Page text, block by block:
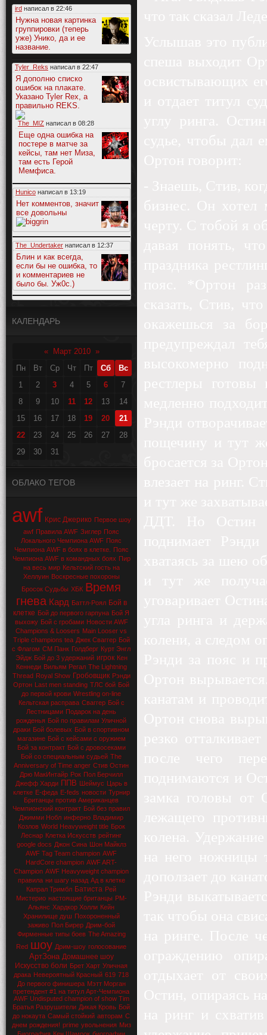
ird написал в 22:46
Нужна новая картинка
группировки (теперь
уже) Унико, да и ее
название.
Tyler_Reks написал в 22:47
Я дополню списко
ошибок на плакате.
Указано Tyler Rex, а
правильно REKS.
The_MIZ написал в 08:28
Еще одна ошибка на
постере в матче за
кейсы, там нет Миза,
там есть Герой
Мемфиса.
Hunico написал в 13:19
Нет комментов, значит
все довольны
The_Undertaker написал в 12:37
Блин и как всегда,
если бы не ошибка, то
и комментариев не
было бы. Уж0с.)
КАЛЕНДАРЬ
« Март 2010 »
Пн
Вт Ср Чт Пт Сб
Вс
1
2 3 4 5 6
7
8
9 10 11 12 13
14
15
16 17 18 19 20
21
22
23 24 25 26 27
28
29
30 31
ОБЛАКО ТЕГОВ
awf Крис Джерико Первое шоу
awf Правила AWF Зиглер Пояс
Локального Чемпиона AWF Пояс
Чемпиона AWF в боях в клетке.
Пояс
Чемпиона AWF в командных боях Пир
на весь мир Кельтский гость на
Хеллуин Воскресные похороны
Бросок Судьбы ХБК Время
гнева Кард Баттл-Роял Бой в
клетке Бой до первого гарпуна Бой Я
выхожу Бой с гробами Новости AWF
Champions & Loosers Main Looser vs
Triple champions tea Джек Сваггер Бой
с Флагом СМ Панк Голдберг Курт Энгл
Эйдж Бой до 3 удержаний игрок Кен
Кеннеди Вильям Регал The Lightning
Thread Royal Show Гробовщик Рэнди
Ортон Last men standing ТЛС бой Бой
до первой крови Wrestling on-line
Кельтская расправа Сваггер Бой с
Лестницами Подарок на день
рожденья Бой по правилам Уличной
драки Бой болевых Бой в спортивном
магазине Бой с кейсами с оружием
Бой за контракт Бой с дровосеками
Бой со специальным судьей The
Anniversary of Time anger Стив Остин
Дрю МакИнтайр Рок Пол Берчилл
Джефф Харди ППВ Шеймус Царь в
клетке Е-феда E-feds новости Турнир
Британцы против Американцев
Чемпионский контракт Бой без правил
Джимми Нобл инферно Владимир
Козлов World Heavyweight title Брок
Леснар Клетка Искусств рейтинг
google docs Джон Сина Шон Майклз
AWF Tag Team champion AWF
HardCore champion AWF ART-
Champion AWF Heavyweight champion
правила ни шагу назад Ад в клетке
Капрал Тримбл Батиста Рей
Мистерио настоящие британцы РМ-
Альянс Хардкор Холли Кейн
Хранилище душ Похороненный
заживо Пол Бирер Дрим-бой
Фирменные типы боев The Amazing
Red шоу Дрим-шоу голосование
АртЗона Домашнее шоу
Искусство боли Брет Харт Уличная
драка Невероятный Красный 619 718
До первого финишера Мэтт Морган
претендент #1 на титул Арт-Чемпиона
AWF Undisputed champion of show Tim
Братья Разрушители Дикая Кровь Бой
до нокаута Самый стойкий авторам С
днем рождения! prime увольнения Миз